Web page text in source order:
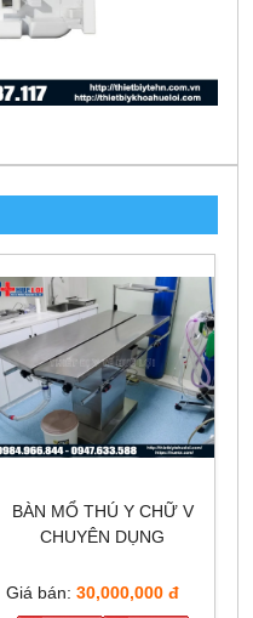
BÀN MỔ THÚ Y CHỮ V
CHUYÊN DỤNG
Giá bán: 30,000,000 đ